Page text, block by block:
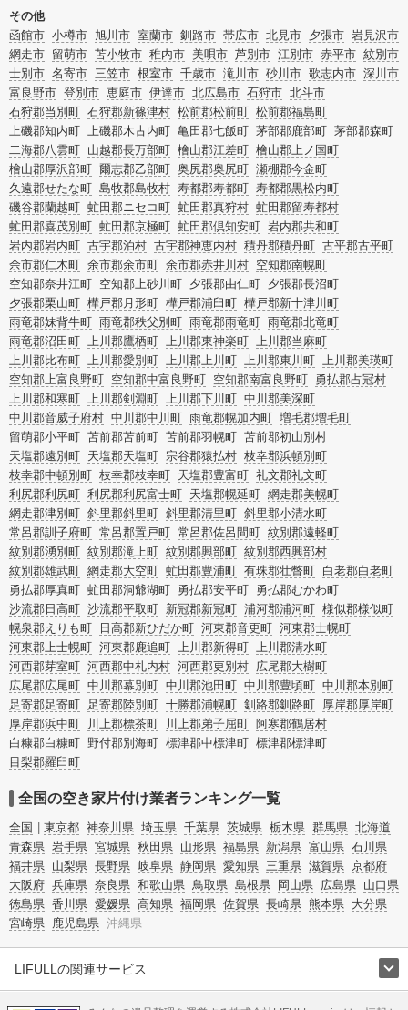
その他
函館市 小樽市 旭川市 室蘭市 釧路市 帯広市 北見市 夕張市 岩見沢市
網走市 留萌市 苫小牧市 稚内市 美唄市 芦別市 江別市 赤平市 紋別市
士別市 名寄市 三笠市 根室市 千歳市 滝川市 砂川市 歌志内市 深川市
富良野市 登別市 恵庭市 伊達市 北広島市 石狩市 北斗市
石狩郡当別町 石狩郡新篠津村 松前郡松前町 松前郡福島町
上磯郡知内町 上磯郡木古内町 亀田郡七飯町 茅部郡鹿部町 茅部郡森町
二海郡八雲町 山越郡長万部町 檜山郡江差町 檜山郡上ノ国町
檜山郡厚沢部町 爾志郡乙部町 奥尻郡奥尻町 瀬棚郡今金町
久遠郡せたな町 島牧郡島牧村 寿都郡寿都町 寿都郡黒松内町
磯谷郡蘭越町 虻田郡ニセコ町 虻田郡真狩村 虻田郡留寿都村
虻田郡喜茂別町 虻田郡京極町 虻田郡倶知安町 岩内郡共和町
岩内郡岩内町 古宇郡泊村 古宇郡神恵内村 積丹郡積丹町 古平郡古平町
余市郡仁木町 余市郡余市町 余市郡赤井川村 空知郡南幌町
空知郡奈井江町 空知郡上砂川町 夕張郡由仁町 夕張郡長沼町
夕張郡栗山町 樺戸郡月形町 樺戸郡浦臼町 樺戸郡新十津川町
雨竜郡妹背牛町 雨竜郡秩父別町 雨竜郡雨竜町 雨竜郡北竜町
雨竜郡沼田町 上川郡鷹栖町 上川郡東神楽町 上川郡当麻町
上川郡比布町 上川郡愛別町 上川郡上川町 上川郡東川町 上川郡美瑛町
空知郡上富良野町 空知郡中富良野町 空知郡南富良野町 勇払郡占冠村
上川郡和寒町 上川郡剣淵町 上川郡下川町 中川郡美深町
中川郡音威子府村 中川郡中川町 雨竜郡幌加内町 増毛郡増毛町
留萌郡小平町 苫前郡苫前町 苫前郡羽幌町 苫前郡初山別村
天塩郡遠別町 天塩郡天塩町 宗谷郡猿払村 枝幸郡浜頓別町
枝幸郡中頓別町 枝幸郡枝幸町 天塩郡豊富町 礼文郡礼文町
利尻郡利尻町 利尻郡利尻富士町 天塩郡幌延町 網走郡美幌町
網走郡津別町 斜里郡斜里町 斜里郡清里町 斜里郡小清水町
常呂郡訓子府町 常呂郡置戸町 常呂郡佐呂間町 紋別郡遠軽町
紋別郡湧別町 紋別郡滝上町 紋別郡興部町 紋別郡西興部村
紋別郡雄武町 網走郡大空町 虻田郡豊浦町 有珠郡壮瞥町 白老郡白老町
勇払郡厚真町 虻田郡洞爺湖町 勇払郡安平町 勇払郡むかわ町
沙流郡日高町 沙流郡平取町 新冠郡新冠町 浦河郡浦河町 様似郡様似町
幌泉郡えりも町
日高郡新ひだか町 河東郡音更町 河東郡士幌町
河東郡上士幌町 河東郡鹿追町 上川郡新得町 上川郡清水町
河西郡芽室町 河西郡中札内村 河西郡更別村 広尾郡大樹町
広尾郡広尾町 中川郡幕別町 中川郡池田町 中川郡豊頃町 中川郡本別町
足寄郡足寄町 足寄郡陸別町 十勝郡浦幌町 釧路郡釧路町 厚岸郡厚岸町
厚岸郡浜中町
川上郡標茶町 川上郡弟子屈町 阿寒郡鶴居村
白糠郡白糠町 野付郡別海町 標津郡中標津町 標津郡標津町
目梨郡羅臼町
全国の空き家片付け業者ランキング一覧
全国 東京都 神奈川県 埼玉県 千葉県 茨城県 栃木県 群馬県 北海道
青森県 岩手県 宮城県 秋田県 山形県 福島県 新潟県 富山県 石川県
福井県 山梨県 長野県 岐阜県 静岡県 愛知県 三重県 滋賀県 京都府
大阪府 兵庫県 奈良県 和歌山県 鳥取県 島根県 岡山県 広島県 山口県
徳島県 香川県 愛媛県 高知県 福岡県 佐賀県 長崎県 熊本県 大分県
宮崎県 鹿児島県 沖縄県
LIFULLの関連サービス